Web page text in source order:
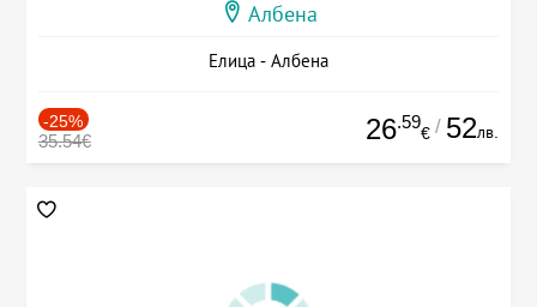
Албена
Елица - Албена
-25%
35.54€ 26.59
€ / 52лв.